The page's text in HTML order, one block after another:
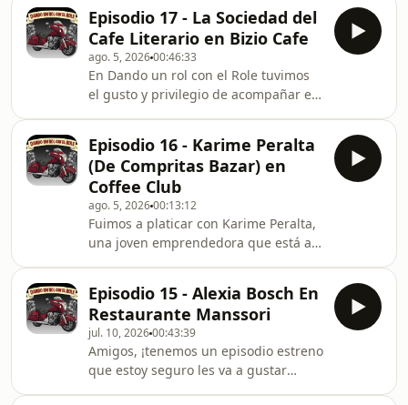
intermedia* Ambulancia área*
nuestras invitadas:Priscila
HurtadoAngélica LópezMaría Molina
ValdezTuvimos el gusto de llevar a
cabo esta plática en uno de mis
restaurantes favoritos: ¡La Yaquesita!
Un lugar sin duda ya muy popular en
nuestra comunidad, ¡con gran
servicio y sazón! El tema es el
Episodio 17 - La Sociedad del
Cafe Literario en Bizio Cafe
ago. 5, 202600:46:33
En Dando un rol con el Role tuvimos
el gusto y privilegio de acompañar en
una gran plática gracias a Giovana
Huerta y Antonio Brett!¡Nos
permitieron compartir su tiempo en
BIZIO Café, un lugar ya típico de
nuestra ciudad y muy conocido,
donde siempre nos han atendido de
lo mejor y hoy no fue la excepción!El
fascinante mundo d
Episodio 16 - Karime Peralta
(De Compritas Bazar) en
Coffee Club
ago. 5, 202600:13:12
Fuimos a platicar con Karime Peralta,
una joven emprendedora que está a
emprendedores de Agua Prieta y los
acerca con la comunidad y
potenciales clientes en un evento
divertido, ameno y lleno de
oportunidades!¡Ven a conocer a
Karime, y su proyecto! ¡Un ejemplo de
Episodio 15 - Alexia Bosch En
Restaurante Manssori
jul. 10, 202600:43:39
Amigos, ¡tenemos un episodio estreno
que estoy seguro les va a gustar